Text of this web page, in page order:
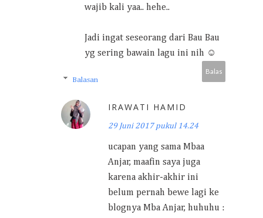
wajib kali yaa.. hehe..
Jadi ingat seseorang dari Bau Bau
yg sering bawain lagu ini nih ☺
Balas
Balasan
IRAWATI HAMID
29 Juni 2017 pukul 14.24
ucapan yang sama Mbaa
Anjar, maafin saya juga
karena akhir-akhir ini
belum pernah bewe lagi ke
blognya Mba Anjar, huhuhu :